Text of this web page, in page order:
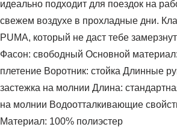
идеально подходит для поездок на
свежем воздухе в прохладные дни.
PUMA, который не даст тебе
Фасон: свободный Основной
плетение Воротник: стойка Длинные
застежка на молнии Длина:
на молнии Водоотталкивающие
Материал: 100% полиэстер